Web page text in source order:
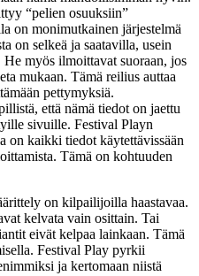
“pelien osuuksiin”
on monimutkainen järjestelmä
on selkeä ja saatavilla, usein
myös ilmoittavat suoraan, jos
mukaan. Tämä reilius auttaa
pettymyksiä.
että nämä tiedot on jaettu
sivuille. Festival Playn
on kaikki tiedot käytettävissään
Tämä on kohtuuden
on kilpailijoilla haastavaa.
kelvata vain osittain. Tai
eivät kelpaa lainkaan. Tämä
Festival Play pyrkii
ja kertomaan niistä